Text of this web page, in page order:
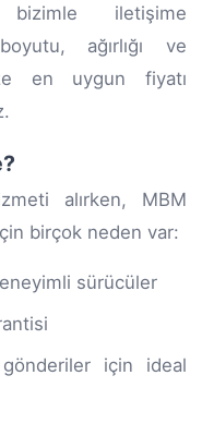
bizimle iletişime
ağırlığı ve
en uygun fiyatı
alırken, MBM
birçok neden var:
sürücüler
için ideal